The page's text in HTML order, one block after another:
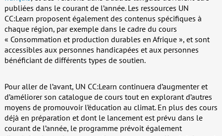
publiées dans le courant de l’année. Les ressources UN
CC:Learn proposent également des contenus spécifiques à
chaque région, par exemple dans le cadre du cours
« Consommation et production durables en Afrique », et sont
accessibles aux personnes handicapées et aux personnes
bénéficiant de différents types de soutien.
Pour aller de l’avant, UN CC:Learn continuera d’augmenter et
d’améliorer son catalogue de cours tout en explorant d’autres
moyens de promouvoir l’éducation au climat. En plus des cours
déjà en préparation et dont le lancement est prévu dans le
courant de l’année, le programme prévoit également